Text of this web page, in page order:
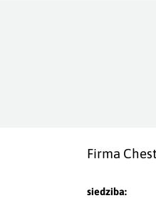
Firma
siedziba: